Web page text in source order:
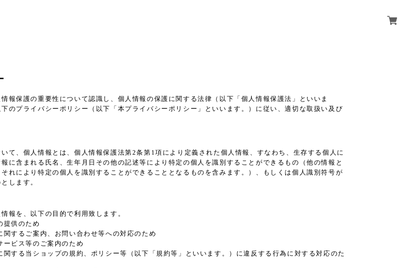
報保護の重要性について認識し、個人情報の保護に関する法律（以下「個人情報保護法」といいま
のプライバシーポリシー（以下「本プライバシーポリシー」といいます。）に従い、適切な取扱い及び
て、個人情報とは、個人情報保護法第2条第1項により定義された個人情報、すなわち、生存する個人に
に含まれる氏名、生年月日その他の記述等により特定の個人を識別することができるもの（他の情報と
れにより特定の個人を識別することができることとなるものを含みます。）、もしくは個人識別符号が
します。
報を、以下の目的で利用致します。
提供のため
関するご案内、お問い合わせ等への対応のため
ービス等のご案内のため
関する当ショップの規約、ポリシー等（以下「規約等」といいます。）に違反する行為に対する対応のた